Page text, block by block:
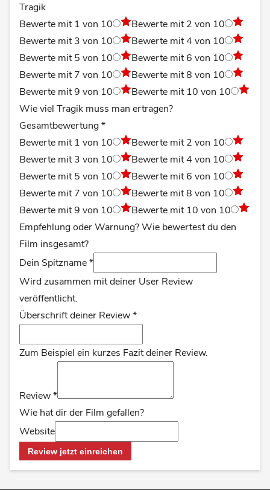
Tragik
Bewerte mit 1 von 10
Bewerte mit 2 von 10
Bewerte mit 3 von 10
Bewerte mit 4 von 10
Bewerte mit 5 von 10
Bewerte mit 6 von 10
Bewerte mit 7 von 10
Bewerte mit 8 von 10
Bewerte mit 9 von 10
Bewerte mit 10 von 10
Wie viel Tragik muss man ertragen?
Gesamtbewertung*
Bewerte mit 1 von 10
Bewerte mit 2 von 10
Bewerte mit 3 von 10
Bewerte mit 4 von 10
Bewerte mit 5 von 10
Bewerte mit 6 von 10
Bewerte mit 7 von 10
Bewerte mit 8 von 10
Bewerte mit 9 von 10
Bewerte mit 10 von 10
Empfehlung oder Warnung? Wie bewertest du den
Film insgesamt?
Dein Spitzname*
Wird zusammen mit deiner User Review
veröffentlicht.
Überschrift deiner Review*
Zum Beispiel ein kurzes Fazit deiner Review.
Review*
Wie hat dir der Film gefallen?
Website
Review jetzt einreichen